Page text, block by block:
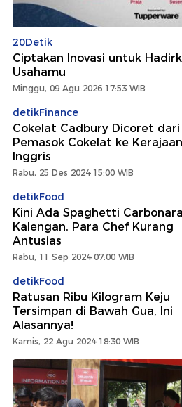
20Detik
Ciptakan Inovasi untuk
Usahamu
Minggu, 09 Agu 2026 17:53 WIB
detikFinance
Cokelat Cadbury Dicoret
Pemasok Cokelat ke Kerajaan
Inggris
Rabu, 25 Des 2024 15:00 WIB
detikFood
Kini Ada Spaghetti Carbonara
Kalengan, Para Chef Kurang
Antusias
Rabu, 11 Sep 2024 07:00 WIB
detikFood
Ratusan Ribu Kilogram Keju
Tersimpan di Bawah Gua, Ini
Alasannya!
Kamis, 22 Agu 2024 18:30 WIB